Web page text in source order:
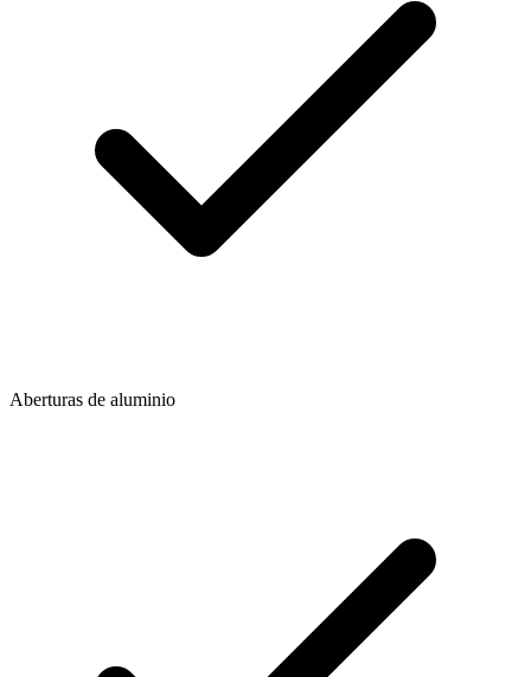
Aberturas de aluminio